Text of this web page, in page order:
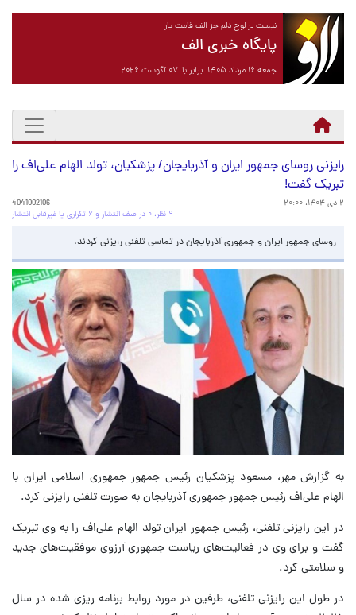
نیست بر لوح دلم جز الف قامت یار
پایگاه خبری الف
جمعه ۱۶ مرداد ۱۴۰۵ برابر با ۰۷ آگوست ۲۰۲۶
رایزنی روسای جمهور ایران و آذربایجان/ پزشکیان، تولد الهام علی‌اف را
تبریک گفت!
۲ دی ۱۴۰۴، ۲۰:۰۰
4041002106
۹ نظر، ۰ در صف انتشار و ۶ تکراری یا غیرقابل انتشار
روسای جمهور ایران و جمهوری آذربایجان در تماسی تلفنی رایزنی کردند.
به گزارش مهر، مسعود پزشکیان رئیس جمهور جمهوری اسلامی ایران با
الهام علی‌اف رئیس جمهور جمهوری آذربایجان به صورت تلفنی رایزنی کرد.
در این رایزنی تلفنی، رئیس جمهور ایران تولد الهام علی‌اف را به وی تبریک
گفت و برای وی در فعالیت‌های ریاست جمهوری آرزوی موفقیت‌های جدید
و سلامتی کرد.
در طول این رایزنی تلفنی، طرفین در مورد روابط برنامه ریزی شده در سال